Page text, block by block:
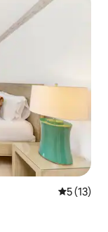
Середня
5 (13)